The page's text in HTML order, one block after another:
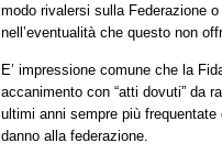
modo rivalersi sulla Federazione
nell’eventualità che questo non
E’ impressione comune che la
accanimento con “atti dovuti” da
ultimi anni sempre più
danno alla federazione.